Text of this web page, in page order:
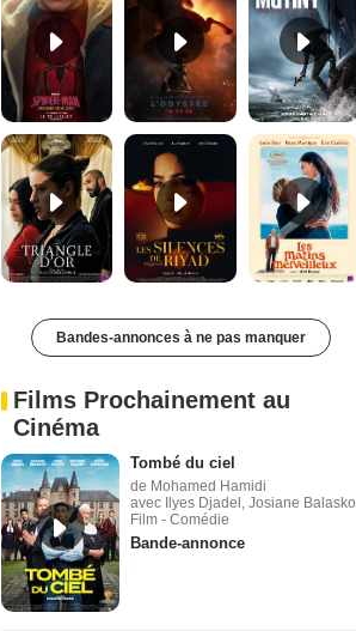
Les Silences de Riyad Bande-annonce VO STFR Les Matins merveilleux Bande-annonce VF
Bandes-annonces à ne pas manquer
Films Prochainement au
Cinéma
Tombé du ciel
de Mohamed Hamidi
avec Ilyes Djadel, Josiane Balasko
Film - Comédie
Bande-annonce